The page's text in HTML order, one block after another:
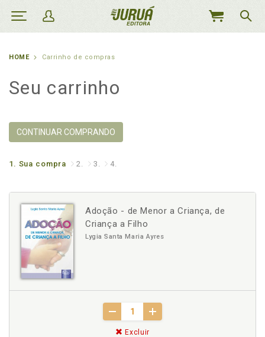
MEU
HOME Carrinho de compras
Seu carrinho
CONTINUAR COMPRANDO
1. Sua compra 2. 3. 4.
Adoção - de Menor a Criança, de
Criança a Filho
Lygia Santa Maria Ayres
Excluir